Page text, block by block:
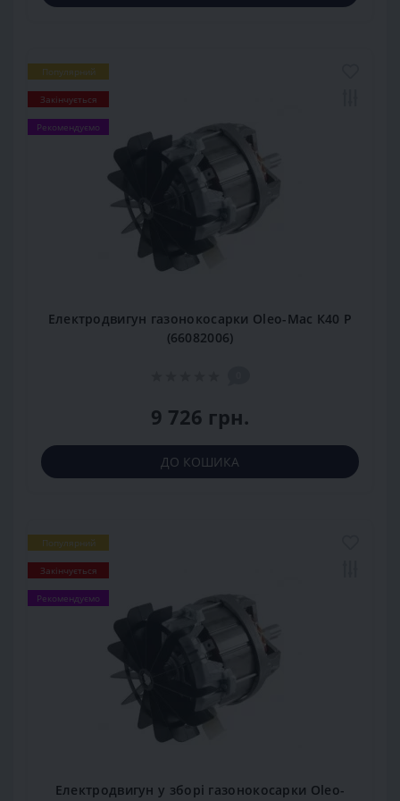
Популярний
Закінчується
Рекомендуємо
Електродвигун газонокосарки Oleo-Mac К40 Р
(66082006)
9 726 грн.
ДО КОШИКА
Популярний
Закінчується
Рекомендуємо
Електродвигун у зборі газонокосарки Oleo-